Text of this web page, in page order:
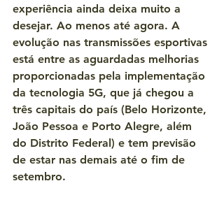
experiência ainda deixa muito a
desejar. Ao menos até agora. A
evolução nas transmissões esportivas
está entre as aguardadas melhorias
proporcionadas pela implementação
da tecnologia 5G, que já chegou a
três capitais do país (Belo Horizonte,
João Pessoa e Porto Alegre, além
do Distrito Federal) e tem previsão
de estar nas demais até o fim de
setembro.